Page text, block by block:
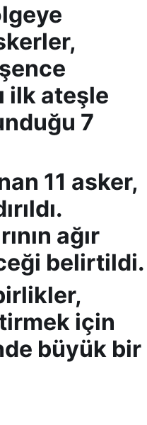
ilk ateşle
7
11 asker,
ağır
belirtildi.
için
büyük bir